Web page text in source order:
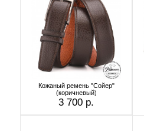
Кожаный ремень "Сойер"
(коричневый)
3 700 р.